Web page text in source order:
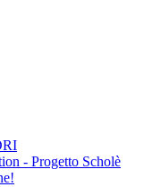
- Progetto Scholè